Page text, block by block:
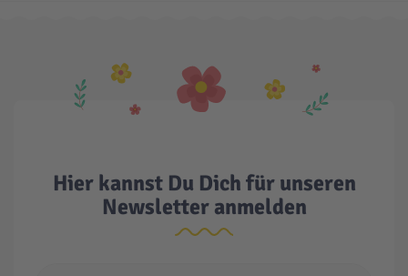
Hier kannst Du Dich für unseren
Newsletter anmelden